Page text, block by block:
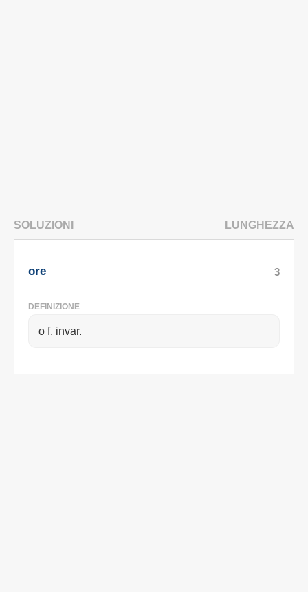
SOLUZIONI LUNGHEZZA
ore
DEFINIZIONE
o f. invar.
3